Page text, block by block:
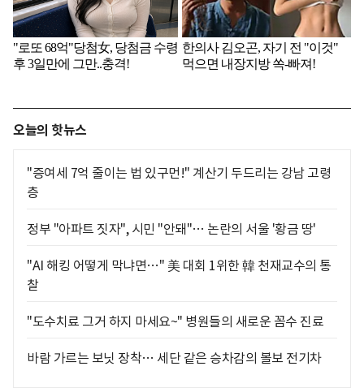
오늘의 핫뉴스
"증여세 7억 줄이는 법 있구먼!" 계산기 두드리는 강남 고령
층
정부 "아파트 짓자", 시민 "안돼"… 논란의 서울 '황금 땅'
"AI 해킹 어떻게 막냐면…" 美 대회 1위한 韓 천재교수의 통
찰
"도수치료 그거 하지 마세요~" 병원들의 새로운 꼼수 진료
바람 가르는 보닛 장착… 세단 같은 승차감의 볼보 전기차